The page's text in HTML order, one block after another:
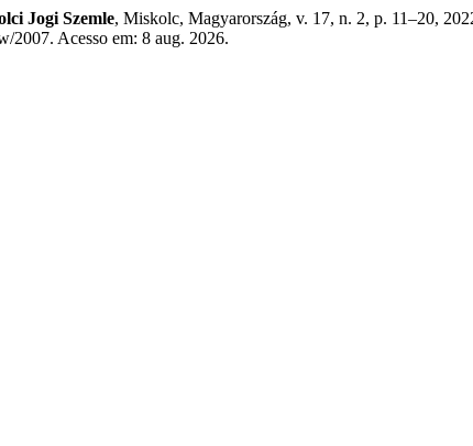
Jogi Szemle, Miskolc, Magyarország, v. 17, n. 2, p. 11–20,
2007. Acesso em: 8 aug. 2026.